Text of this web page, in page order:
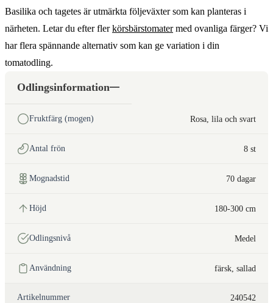
Basilika och tagetes är utmärkta följeväxter som kan planteras i
närheten. Letar du efter flerkörsbärstomatermed ovanliga färger? Vi
har flera spännande alternativ som kan ge variation i din
tomatodling.
Odlingsinformation
Fruktfärg (mogen) Rosa, lila och svart
Antal frön 8 st
Mognadstid 70 dagar
Höjd 180-300 cm
Odlingsnivå Medel
Användning färsk, sallad
Artikelnummer 240542